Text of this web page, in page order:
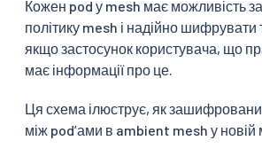
Кожен pod у mesh має можливість
політику mesh і надійно шифрувати
якщо застосунок користувача, що
має інформації про це.
Ця схема ілюструє, як
між podʼами в ambient mesh у новій